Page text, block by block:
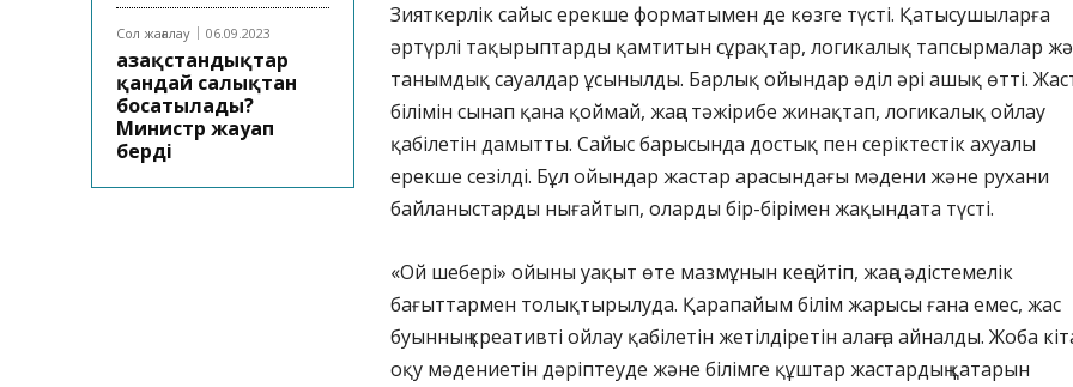
Сол жағалау 06.09.2023
Қазақстандықтар
қандай салықтан
босатылады?
Министр жауап
берді
Зияткерлік сайыс ерекше форматымен де көзге түсті. Қатысушыларға
әртүрлі тақырыптарды қамтитын сұрақтар, логикалық тапсырмалар
танымдық сауалдар ұсынылды. Барлық ойындар әділ әрі ашық өтті.
білімін сынап қана қоймай, жаңа тәжірибе жинақтап, логикалық ойлау
қабілетін дамытты. Сайыс барысында достық пен серіктестік ахуалы
ерекше сезілді. Бұл ойындар жастар арасындағы мәдени және рухани
байланыстарды нығайтып, оларды бір-бірімен жақындата түсті.
«Ой шебері» ойыны уақыт өте мазмұнын кеңейтіп, жаңа әдістемелік
бағыттармен толықтырылуда. Қарапайым білім жарысы ғана емес, жас
буынның креативті ойлау қабілетін жетілдіретін алаңға айналды. Жоба
оқу мәдениетін дәріптеуде және білімге құштар жастардың қатарын